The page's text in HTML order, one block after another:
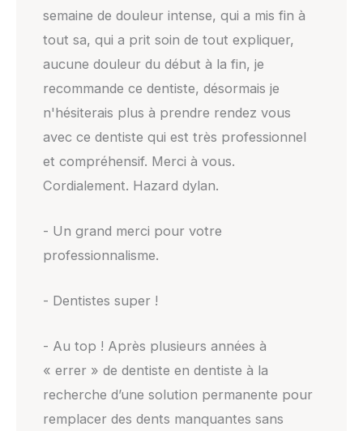
semaine de douleur intense, qui a mis fin à
tout sa, qui a prit soin de tout expliquer,
aucune douleur du début à la fin, je
recommande ce dentiste, désormais je
n'hésiterais plus à prendre rendez vous
avec ce dentiste qui est très professionnel
et compréhensif. Merci à vous.
Cordialement. Hazard dylan.
- Un grand merci pour votre
professionnalisme.
- Dentistes super !
- Au top ! Après plusieurs années à
« errer » de dentiste en dentiste à la
recherche d’une solution permanente pour
remplacer des dents manquantes sans